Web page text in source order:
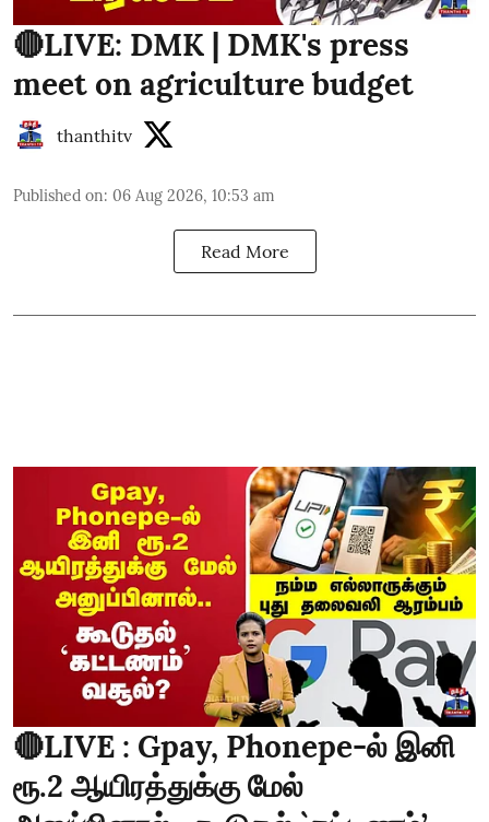
🔴LIVE: DMK | DMK's press
meet on agriculture budget
thanthitv
Published on: 06 Aug 2026, 10:53 am
Read More
🔴LIVE : Gpay, Phonepe-ல் இனி
ரூ.2 ஆயிரத்துக்கு மேல்